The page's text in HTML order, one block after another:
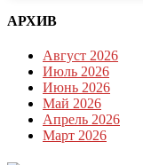
АРХИВ
Август 2026
Июль 2026
Июнь 2026
Май 2026
Апрель 2026
Март 2026